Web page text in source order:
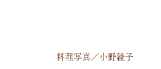
料理写真／小野綾子